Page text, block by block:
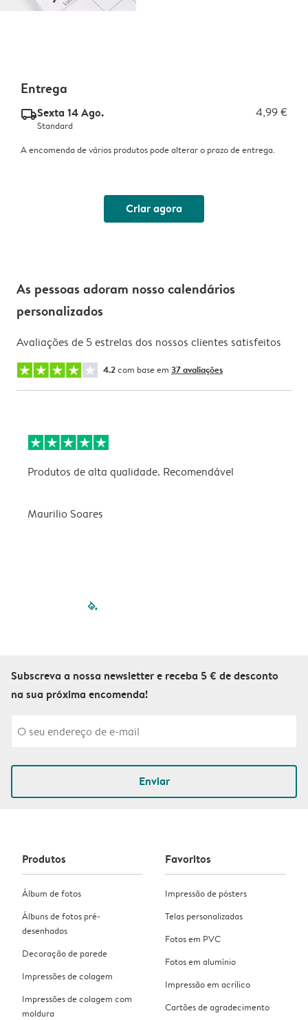
Entrega
delivery_standard_v2Sexta 14 Ago. 4,99 €
Standard
A encomenda de vários produtos pode alterar o prazo de entrega.
Criar agora
As pessoas adoram nosso calendários
personalizados
Avaliações de 5 estrelas dos nossos clientes satisfeitos
4.2com base em 37 avaliações
Produtos de alta qualidade. Recomendável
Maurilio Soares
filled-pagination
Subscreva a nossa newsletter e receba 5 € de desconto
na sua próxima encomenda!
Enviar
Produtos
Álbum de fotos
Álbuns de fotos pré-
desenhados
Decoração de parede
Impressões de colagem
Impressões de colagem com
moldura
Favoritos
Impressão de pósters
Telas personalizadas
Fotos em PVC
Fotos em alumínio
Impressão em acrílico
Cartões de agradecimento